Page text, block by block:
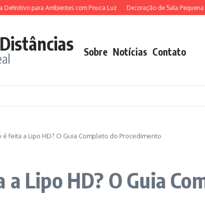
para Ambientes com Pouca Luz Decoração de Sala Pequena e
Sobre Notícias Contato
é feita a Lipo HD? O Guia Completo do Procedimento
a Lipo HD? O Guia